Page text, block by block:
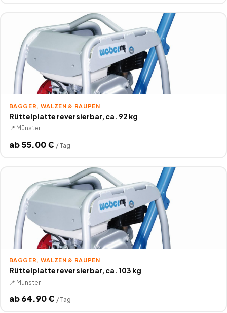
BAGGER, WALZEN & RAUPEN
Rüttelplatte reversierbar, ca. 92 kg
📍 Münster
ab55.00€ / Tag
BAGGER, WALZEN & RAUPEN
Rüttelplatte reversierbar, ca. 103 kg
📍 Münster
ab64.90€ / Tag